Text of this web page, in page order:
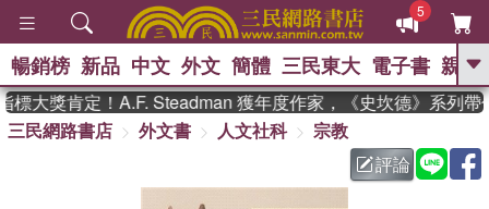
5
GO
熱搜： 東野圭吾 、
父親節 、 如果歷
暑期推薦 、 國際布克
暢銷榜 新品 中文 外文 簡體 三民東大 電子書 親子
大獎肯定！A.F. Steadman 獲年度作家，《史坎德》系列帶
三民網路書店
外文書 人文社科
宗教
評論